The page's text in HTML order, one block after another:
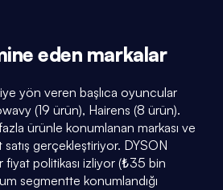
eden markalar
yön veren başlıca oyuncular
(19 ürün), Hairens (8 ürün).
ürünle konumlanan markası ve
satış gerçekleştiriyor. DYSON
fiyat politikası izliyor (₺35 bin
segmentte konumlandığı